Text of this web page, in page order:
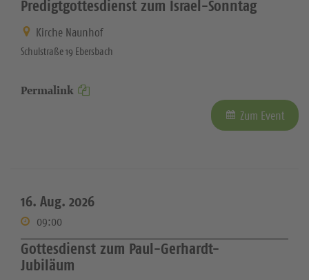
Predigtgottesdienst zum Israel-Sonntag
Kirche Naunhof
Schulstraße 19 Ebersbach
Permalink
Zum Event
16. Aug. 2026
09:00
Gottesdienst zum Paul-Gerhardt-
Jubiläum